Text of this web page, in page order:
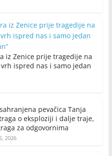
iz Zenice prije tragedije na
ispred nas i samo jedan
pevačica Tanja
o eksploziji i dalje traje,
za odgovornima
2026